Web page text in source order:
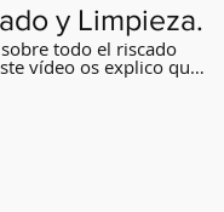
y Limpieza.
todo el riscado
vídeo os explico qué
sea necesario.